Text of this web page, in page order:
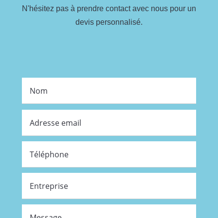
N'hésitez pas à prendre contact avec nous pour un
devis personnalisé.